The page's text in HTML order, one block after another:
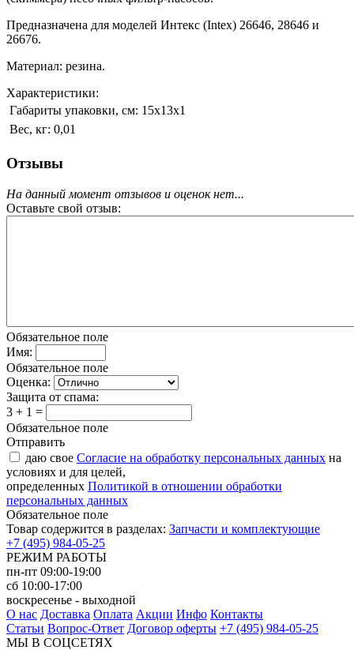
Предназначена для моделей Интекс (Intex) 26646, 28646 и
26676.
Материал: резина.
Характеристики:
Габариты упаковки, см: 15х13х1
Вес, кг: 0,01
Отзывы
На данный момент отзывов и оценок нет...
Оставьте свой отзыв:
Обязательное поле
Имя:
Обязательное поле
Оценка:
Защита от спама:
3 + 1 =
Обязательное поле
Отправить
даю свое Согласие на обработку персональных данных на
условиях и для целей,
определенных Политикой в отношении обработки
персональных данных
Обязательное поле
Товар содержится в разделах: Запчасти и комплектующие
+7 (495) 984-05-25
РЕЖИМ РАБОТЫ
пн-пт 09:00-19:00
сб 10:00-17:00
воскресенье - выходной
О нас Доставка Оплата Акции Инфо Контакты
Статьи Вопрос-Ответ Договор оферты +7 (495) 984-05-25
МЫ В СОЦСЕТЯХ